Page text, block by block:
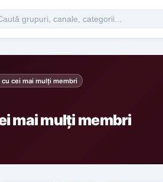
cu cei mai mulți membri
mai mulți membri